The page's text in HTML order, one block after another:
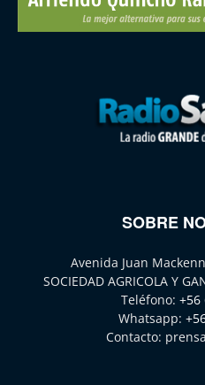
SOBRE
Avenida Juan
SOCIEDAD AGRICOLA Y
Teléfono: +56
Whatsapp:
Contacto: